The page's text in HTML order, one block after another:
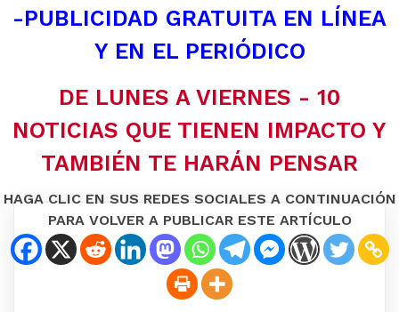
-PUBLICIDAD GRATUITA EN LÍNEA
Y EN EL PERIÓDICO
DE LUNES A VIERNES - 10
NOTICIAS QUE TIENEN IMPACTO Y
TAMBIÉN TE HARÁN PENSAR
HAGA CLIC EN SUS REDES SOCIALES A CONTINUACIÓN
PARA VOLVER A PUBLICAR ESTE ARTÍCULO